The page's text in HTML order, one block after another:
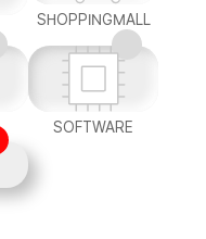
SHOPPINGMALL
SOFTWARE